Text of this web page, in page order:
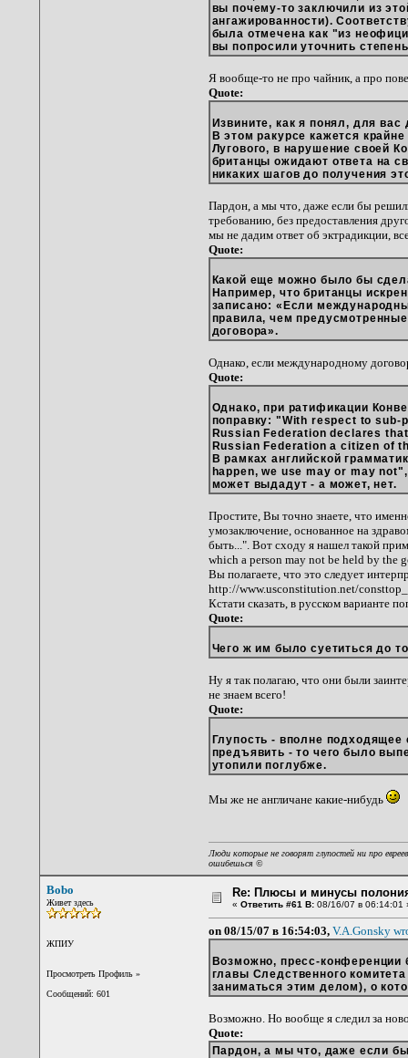
вы почему-то заключили из
ангажированности).
была отмечена как "из
вы попросили уточнить
Я вообще-то не про чайник, а про
Quote:
Извините, как я понял, для
В этом ракурсе кажется
Лугового, в нарушение своей
британцы ожидают ответа на
никаких шагов до получения
Пардон, а мы что, даже если бы
требованию, без предоставления
мы не дадим ответ об эктрадикции,
Quote:
Какой еще можно было бы
Например, что британцы
записано: «Если
правила, чем
договора».
Однако, если международному
Quote:
Однако, при ратификации
поправку: "With respect to
Russian Federation declares
Russian Federation a citizen of
В рамках английской
happen, we usemay ormay not",
может выдадут - а может, нет.
Простите, Вы точно знаете, что
умозаключение, основанное на
быть...". Вот сходу я нашел такой
which a person may not be held by the
Вы полагаете, что это следует
http://www.usconstitution.net/
Кстати сказать, в русском варианте
Quote:
Чего ж им было суетиться до
Ну я так полагаю, что они были
не знаем всего!
Quote:
Глупость - вполне
предъявить - то чего было
утопили поглубже.
Мы же не англичане какие-нибудь
Люди которые не говорят глупостей ни про
ошибешься©
Bobo
Живет здесь
ЖПИУ
Просмотреть Профиль»
Сообщений: 601
Re: Плюсы и минусы
« Ответить #61 В:08/16/07 в 06:14:01
on 08/15/07 в 16:54:03, V.A.Gonsky
Возможно, пресс-
главы Следственного
заниматься этим делом), о
Возможно. Но вообще я следил за
Quote:
Пардон, а мы что, даже если